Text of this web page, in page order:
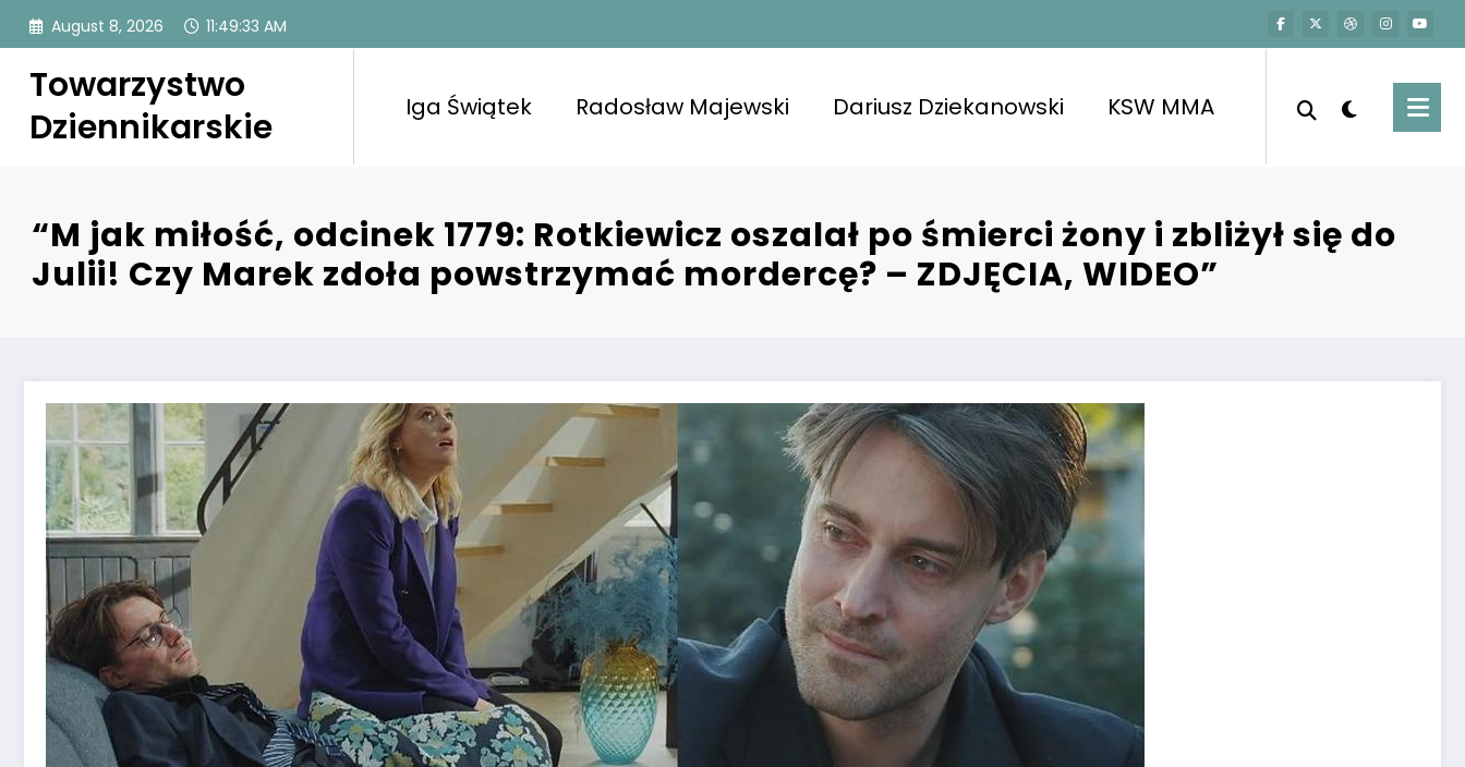
Skip
content
August 8, 2026 11:49:34 AM
Towarzystwo
Dziennikarskie
Iga Świątek Radosław Majewski Dariusz Dziekanowski KSW MMA
“M jak miłość, odcinek 1779: Rotkiewicz oszalał po śmierci żony i zbliżył się do
Julii! Czy Marek zdoła powstrzymać mordercę? – ZDJĘCIA, WIDEO”